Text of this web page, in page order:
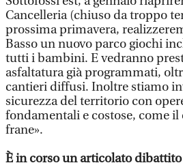
Cancelleria (chiuso da troppo
prossima primavera,
Basso un nuovo parco giochi
tutti i bambini. E vedranno
asfaltatura già programmati,
cantieri diffusi. Inoltre stiamo
sicurezza del territorio con
fondamentali e costose, come
frane».
È in corso un articolato